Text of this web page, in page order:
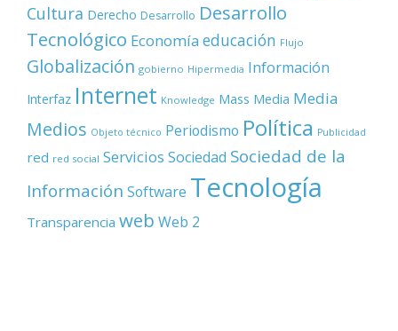
Cultura Derecho Desarrollo Desarrollo
Tecnológico Economía educación Flujo
Globalización gobierno Hipermedia Información
Interfaz Internet Knowledge Mass Media Media
Medios Objeto técnico Periodismo Política Publicidad
red red social Servicios Sociedad Sociedad de la
Información Software Tecnología
Transparencia web Web 2